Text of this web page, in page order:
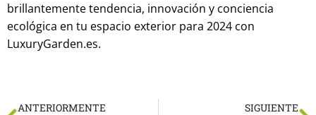
brillantemente tendencia, innovación y conciencia
ecológica en tu espacio exterior para 2024 con
LuxuryGarden.es.
ANTERIORMENTE SIGUIENTE